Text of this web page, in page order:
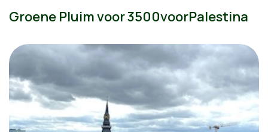
Groene Pluim voor 3500voorPalestina